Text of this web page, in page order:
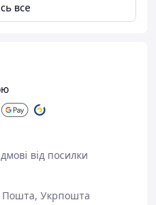
все
від посилки
Пошта, Укрпошта